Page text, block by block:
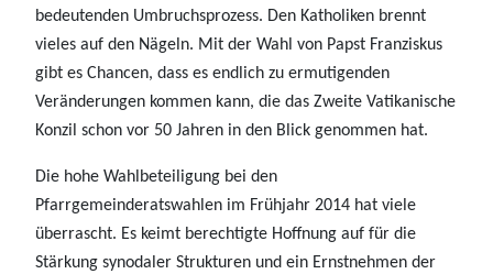
bedeutenden Umbruchsprozess. Den Katholiken brennt
vieles auf den Nägeln. Mit der Wahl von Papst Franziskus
gibt es Chancen, dass es endlich zu ermutigenden
Veränderungen kommen kann, die das Zweite Vatikanische
Konzil schon vor 50 Jahren in den Blick genommen hat.
Die hohe Wahlbeteiligung bei den
Pfarrgemeinderatswahlen im Frühjahr 2014 hat viele
überrascht. Es keimt berechtigte Hoffnung auf für die
Stärkung synodaler Strukturen und ein Ernstnehmen der